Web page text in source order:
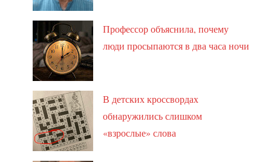
Профессор объяснила, почему
люди просыпаются в два часа ночи
В детских кроссвордах
обнаружились слишком
«взрослые» слова